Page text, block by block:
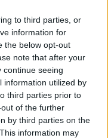
to third parties, or
information for
the below opt-out
note that after your
continue seeing
information utilized by
third parties prior to
of the further
by third parties on the
information may
con formazione
di cambiare
a Palazzo Vecchio:
e colonne su
redazione propone
trasparenza e
impiego in banca.